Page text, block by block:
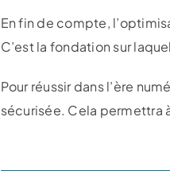
En fin de compte,
C’est la fondation sur
Pour réussir dans l’ère
sécurisée. Cela permettra